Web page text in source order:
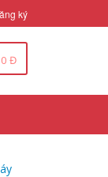
ký
0 Đ